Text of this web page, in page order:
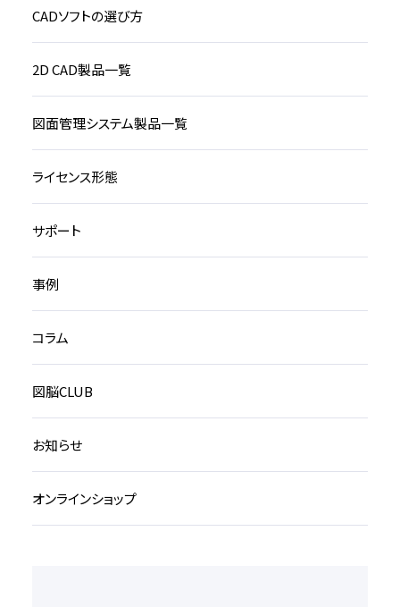
CADソフトの選び方
2D CAD製品一覧
図面管理システム製品一覧
ライセンス形態
サポート
事例
コラム
図脳CLUB
お知らせ
オンラインショップ